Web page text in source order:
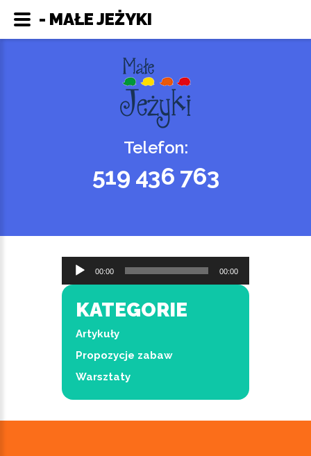
Telefon:
519 436 763
Odtwarzacz
plików
dźwiękowych
00:00 00:00
KATEGORIE
Artykuły
Propozycje zabaw
Warsztaty
- MAŁE JEŻYKI